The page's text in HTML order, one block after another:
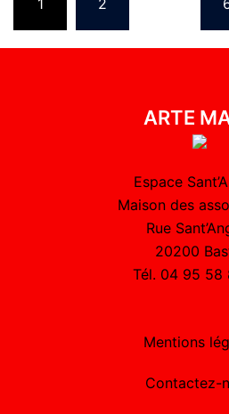
ARTE
Espace
Maison des
Rue
20200
Tél. 04 95 58
Mentions
Contactez-